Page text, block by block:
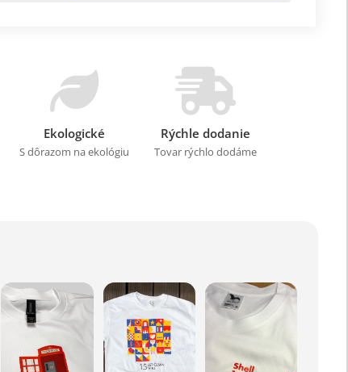
Ekologické
S dôrazom na ekológiu
Rýchle dodanie
Tovar rýchlo dodáme